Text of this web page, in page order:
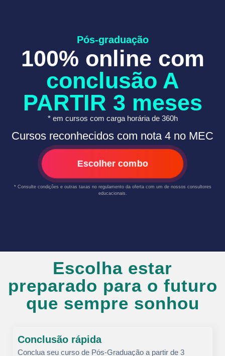
Pós-graduação
100% online com
conclusão A
PARTIR 3 meses
* em cursos com carga horária de 360h
Cursos reconhecidos com nota 4 no MEC
Escolher combo
* Consulte condições e outras taxas no regulamento da oferta com um de nossos consultores
educacionais.
Escolha estar
preparado para o futuro
que sempre sonhou
Conclusão rápida
Conclua seu curso de Pós-Graduação a partir de 3